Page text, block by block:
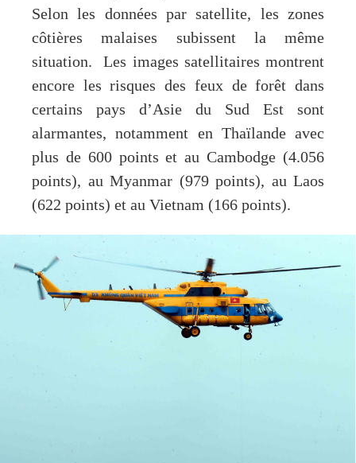
Selon les données par satellite, les zones
côtières malaises subissent la même
situation. Les images satellitaires montrent
encore les risques des feux de forêt dans
certains pays d’Asie du Sud Est sont
alarmantes, notamment en Thaïlande avec
plus de 600 points et au Cambodge (4.056
points), au Myanmar (979 points), au Laos
(622 points) et au Vietnam (166 points).